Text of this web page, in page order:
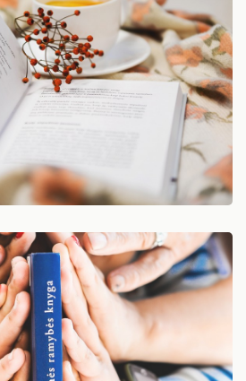
renginiai
minėtinos sukaktys
Birštono praeities
Moravskis
dokumentų fondas
medijose
skaitytoju?
Renginiai
užsiėmimai
įrašai, filmai
biblioterapija“
balsu